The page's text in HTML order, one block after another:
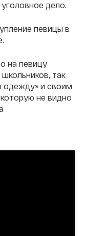
дело.
певицы в
на певицу
так
одежду» и своим
не видно